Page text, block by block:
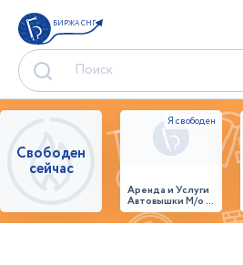
БИРЖА СНГ
Свободен
сейчас
Аренда и Услуги
Автовышки М/о г.
Домодедово
26,28,32 место